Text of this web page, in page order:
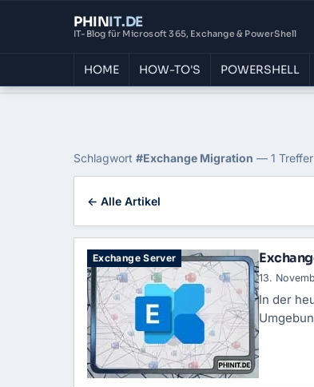
PHINIT.DE
IT-Blog für Microsoft 365, Exchange & PowerShell
HOME HOW-TO'S POWERSHELL
Tag: Exchange
Schlagwort #Exchange Migration — 1
← Alle Artikel
Exchange Server
In der
13.